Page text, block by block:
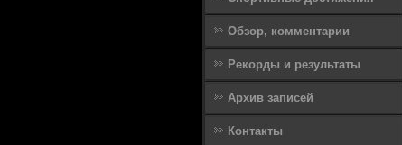
Обзор, комментарии
Рекорды и результаты
Архив записей
Контакты